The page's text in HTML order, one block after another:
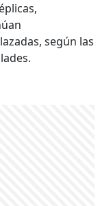
según las